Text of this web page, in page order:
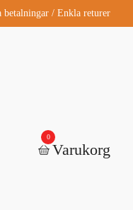
betalningar / Enkla returer
0
Varukorg